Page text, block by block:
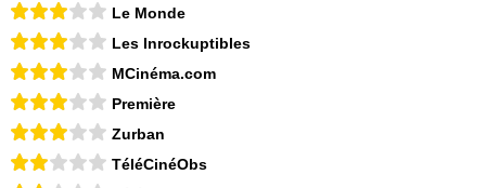
Le Monde
Les Inrockuptibles
MCinéma.com
Première
Zurban
TéléCinéObs